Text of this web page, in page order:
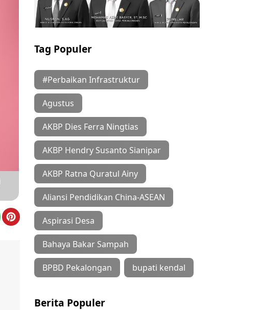
Tag Populer
#Perbaikan Infrastruktur
Agustus
AKBP Dies Ferra Ningtias
AKBP Hendry Susanto Sianipar
AKBP Ratna Quratul Ainy
Aliansi Pendidikan China-ASEAN
Aspirasi Desa
Bahaya Bakar Sampah
BPBD Pekalongan bupati kendal
Berita Populer